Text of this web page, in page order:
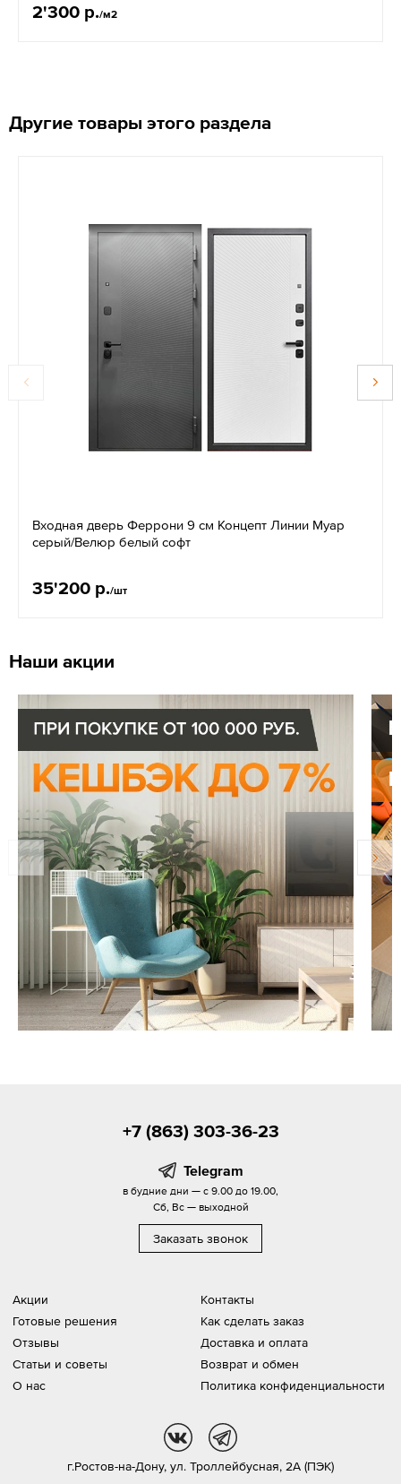
2'300 р./м2
Другие товары этого раздела
Входная дверь Феррони 9 см Концепт Линии Муар
серый/Велюр белый софт
35'200 р./шт
Наши акции
Акции
Готовые решения
Отзывы
Статьи и советы
О нас
Контакты
Как сделать заказ
Доставка и оплата
Возврат и обмен
Политика конфиденциальности
+7 (863) 303-36-23
Telegram
в будние дни — с 9.00 до 19.00,
Сб, Вс — выходной
Заказать звонок
г.Ростов-на-Дону, ул. Троллейбусная, 2А (ПЭК)